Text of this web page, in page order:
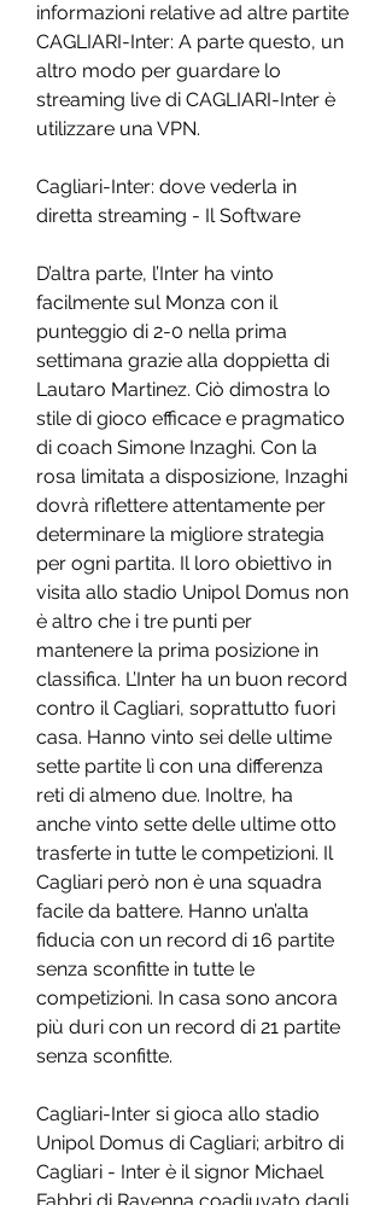
informazioni relative ad altre partite
CAGLIARI-Inter: A parte questo, un
altro modo per guardare lo
streaming live di CAGLIARI-Inter è
utilizzare una VPN.
Cagliari-Inter: dove vederla in
diretta streaming - Il Software
D’altra parte, l’Inter ha vinto
facilmente sul Monza con il
punteggio di 2-0 nella prima
settimana grazie alla doppietta di
Lautaro Martinez. Ciò dimostra lo
stile di gioco efficace e pragmatico
di coach Simone Inzaghi. Con la
rosa limitata a disposizione, Inzaghi
dovrà riflettere attentamente per
determinare la migliore strategia
per ogni partita. Il loro obiettivo in
visita allo stadio Unipol Domus non
è altro che i tre punti per
mantenere la prima posizione in
classifica. L’Inter ha un buon record
contro il Cagliari, soprattutto fuori
casa. Hanno vinto sei delle ultime
sette partite lì con una differenza
reti di almeno due. Inoltre, ha
anche vinto sette delle ultime otto
trasferte in tutte le competizioni. Il
Cagliari però non è una squadra
facile da battere. Hanno un’alta
fiducia con un record di 16 partite
senza sconfitte in tutte le
competizioni. In casa sono ancora
più duri con un record di 21 partite
senza sconfitte.
Cagliari-Inter si gioca allo stadio
Unipol Domus di Cagliari; arbitro di
Cagliari - Inter è il signor Michael